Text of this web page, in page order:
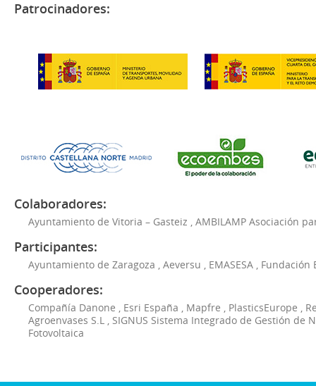
Patrocinadores:
Colaboradores:
Ayuntamiento de Vitoria – Gasteiz AMBILAMP Asociación
Participantes:
Ayuntamiento de Zaragoza Aeversu EMASESA Fundación
Cooperadores:
Compañía Danone Esri España Mapfre PlasticsEurope
Agroenvases S.L
SIGNUS Sistema Integrado de Gestión de
Fotovoltaica